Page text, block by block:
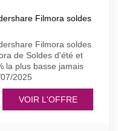
Filmora soldes
Filmora soldes
de Soldes d'été et
la plus basse jamais
2025
VOIR L'OFFRE